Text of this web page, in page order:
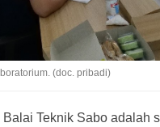
(doc. pribadi)
Balai Teknik Sabo adalah